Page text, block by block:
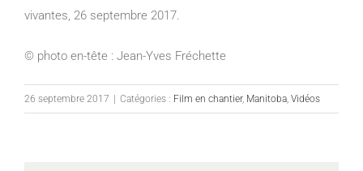
vivantes, 26 septembre 2017.
© photo en-tête : Jean-Yves Fréchette
26 septembre 2017 Catégories : Film en chantier, Manitoba, Vidéos